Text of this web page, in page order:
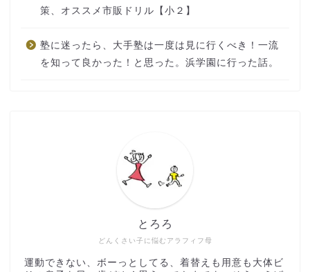
策、オススメ市販ドリル【小２】
塾に迷ったら、大手塾は一度は見に行くべき！一流
を知って良かった！と思った。浜学園に行った話。
どんくさい子に悩むアラフィフ母
とろろ
運動できない、ボーっとしてる、着替えも用意も大体ビ